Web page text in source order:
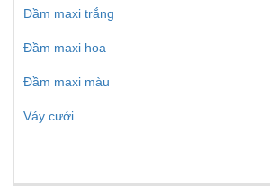
Đầm maxi trắng
Đầm maxi hoa
Đầm maxi màu
Váy cưới